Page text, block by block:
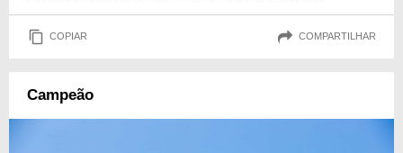
COPIAR COMPARTILHAR
Campeão